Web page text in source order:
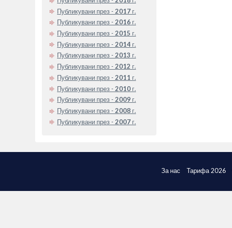
Публикувани през - 2017 г.
Публикувани през - 2016 г.
Публикувани през - 2015 г.
Публикувани през - 2014 г.
Публикувани през - 2013 г.
Публикувани през - 2012 г.
Публикувани през - 2011 г.
Публикувани през - 2010 г.
Публикувани през - 2009 г.
Публикувани през - 2008 г.
Публикувани през - 2007 г.
За нас Тарифа 2026